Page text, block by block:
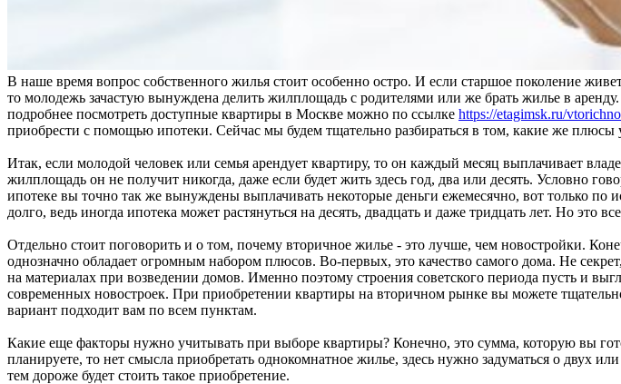
В наше время вопрос собственного жилья стоит особенно остро. И если старшое поколение
то молодежь зачастую вынуждена делить жилплощадь с родителями или же брать жилье в
подробнее посмотреть доступные квартиры в Москве можно по ссылке https://etagimsk.ru/
приобрести с помощью ипотеки. Сейчас мы будем тщательно разбираться в том, какие же плюсы
Итак, если молодой человек или семья арендует квартиру, то он каждый месяц выплачивает
жилплощадь он не получит никогда, даже если будет жить здесь год, два или десять. Условно
ипотеке вы точно так же вынуждены выплачивать некоторые деньги ежемесячно, вот только по
долго, ведь иногда ипотека может растянуться на десять, двадцать и даже тридцать лет. Но это
Отдельно стоит поговорить и о том, почему вторичное жилье - это лучше, чем новостройки.
однозначно обладает огромным набором плюсов. Во-первых, это качество самого дома. Не
на материалах при возведении домов. Именно поэтому строения советского периода пусть и
современных новостроек. При приобретении квартиры на вторичном рынке вы можете
вариант подходит вам по всем пунктам.
Какие еще факторы нужно учитывать при выборе квартиры? Конечно, это сумма, которую вы
планируете, то нет смысла приобретать однокомнатное жилье, здесь нужно задуматься о двух
тем дороже будет стоить такое приобретение.